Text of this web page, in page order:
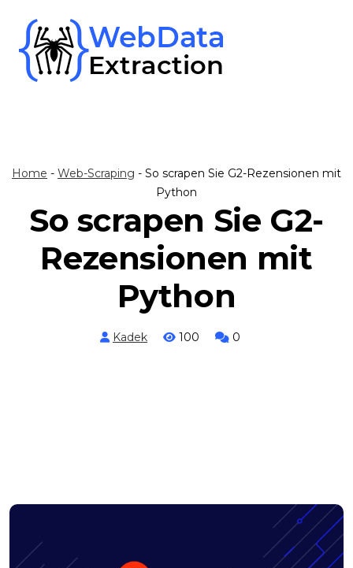
content
Home - Web-Scraping - So scrapen Sie G2-Rezensionen mit
Python
So scrapen Sie G2-
Rezensionen mit
Python
Kadek 100 0